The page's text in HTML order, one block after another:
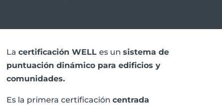
LacertificaciónWELL es unsistema de
puntuación dinámico para edificios y
comunidades.
Es la primera certificacióncentrada